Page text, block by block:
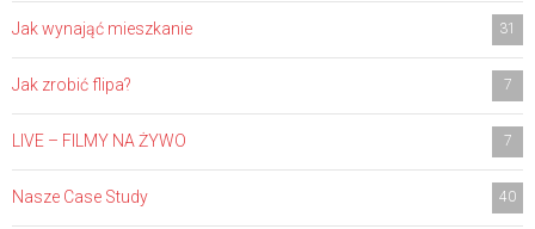
Jak wynająć mieszkanie 31
Jak zrobić flipa? 7
LIVE – FILMY NA ŻYWO 7
Nasze Case Study 40